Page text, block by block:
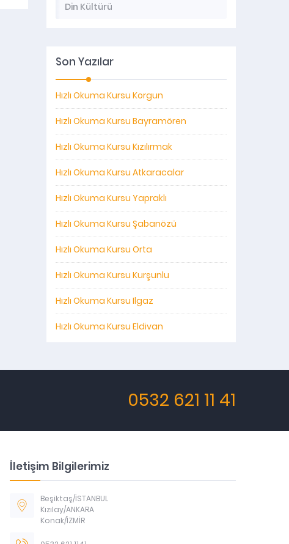
Din Kültürü
Son Yazılar
Hızlı Okuma Kursu Korgun
Hızlı Okuma Kursu Bayramören
Hızlı Okuma Kursu Kızılırmak
Hızlı Okuma Kursu Atkaracalar
Hızlı Okuma Kursu Yapraklı
Hızlı Okuma Kursu Şabanözü
Hızlı Okuma Kursu Orta
Hızlı Okuma Kursu Kurşunlu
Hızlı Okuma Kursu Ilgaz
Hızlı Okuma Kursu Eldivan
0532 621 11 41
İletişim Bilgilerimiz
Beşiktaş/İSTANBUL
Kızılay/ANKARA
Konak/İZMİR